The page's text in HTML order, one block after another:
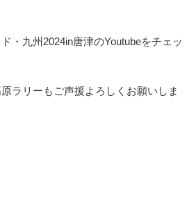
・九州2024in唐津のYoutubeをチェッ
ラリーもご声援よろしくお願いしま